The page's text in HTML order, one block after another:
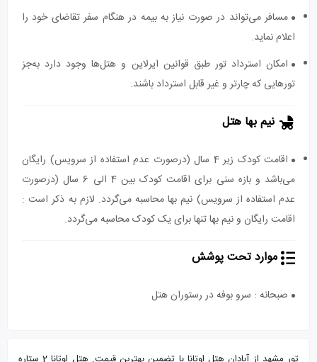
مسافر می‌تواند در صورت نیاز به بیمه در هنگام سفر تقاضای خود را
اعلام نماید.
امکان استرداد تور طبق قوانین ایرلاین و هتل‌ها وجود دارد به‌جز
تورهایی که چارتر و غیر قابل استرداد باشند.
نیم بها هتل
اقامت کودک زیر 4 سال (درصورت عدم استفاده از سرویس) رایگان
می‌باشد و بازه سنی برای اقامت کودک بین 4 الی 6 سال (درصورت
عدم استفاده از سرویس) نیم بها محاسبه می‌گردد. لازم به ذکر است :
اقامت رایگان و نیم بها تنها برای یک کودک محاسبه می‌گردد.
موارد تحت پوشش
صبحانه : سرو بوفه در رستوران هتل